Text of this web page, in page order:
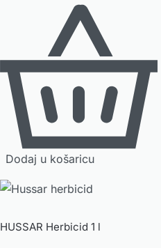
Dodaj u košaricu
HUSSAR Herbicid 1 l